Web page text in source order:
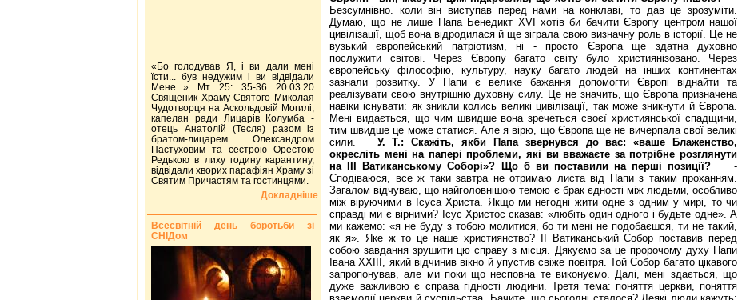
Безсумнівно. коли він виступав перед нами на конклаві, то дав це зрозуміти.
Думаю, що не лише Папа Бенедикт ХVІ хотів би бачити Європу центром нашої
цивілізації, щоб вона відродилася й ще зіграла свою визначну роль в історії. Це не
вузький європейський патріотизм, ні - просто Європа ще здатна духовно
послужити світові. Через Європу багато світу було християнізовано. Через
європейську філософію, культуру, науку багато людей на інших континентах
зазнали розвитку. У Папи є велике бажання допомогти Європі віднайти та
реалізувати свою внутрішню духовну силу. Це не значить, що Європа призначена
навіки існувати: як зникли колись великі цивілізації, так може зникнути й Європа.
Мені видається, що чим швидше вона зречеться своєї християнської спадщини,
тим швидше це може статися. Але я вірю, що Європа ще не вичерпала свої великі
сили. У. Т.: Скажіть, якби Папа звернувся до вас: «ваше Блаженство,
окресліть мені на папері проблеми, які ви вважаєте за потрібне розглянути
на ІІІ Ватиканському Соборі»? Що б ви поставили на перші позиції?
-
Сподіваюся, все ж таки завтра не отримаю листа від Папи з таким проханням.
Загалом відчуваю, що найголовнішою темою є брак єдності між людьми, особливо
між віруючими в Ісуса Христа. Якщо ми негодні жити одне з одним у мирі, то чи
справді ми є вір­ними? Ісус Христос сказав: «любіть один одного і будьте одне». А
ми кажемо: «я не буду з тобою молитися, бо ти мені не подобаєшся, ти не такий,
як я». Яке ж то це наше християнство? ІІ Ватиканський Собор поставив перед
собою завдання зрушити цю справу з місця. Дякуємо за це пророчому духу Папи
Івана ХХІІІ, який відчинив вікно й упустив свіже повітря. Той Собор багато цікавого
запропонував, але ми поки що несповна те виконуємо. Далі, мені здається, що
дуже важливою є справа гідності людини. Третя тема: поняття церкви, поняття
«Бо голодував Я, і ви дали мені
їсти... був недужим і ви відвідали
Мене...» Мт 25: 35-36 20.03.20
Священик Храму Святого Миколая
Чудотворця на Аскольдовій Могилі,
капелан ради Лицарів Колумба -
отець Анатолій (Тесля) разом із
братом-лицарем Олександром
Пастуховим та сестрою Орестою
Редькою в лиху годину карантину,
відвідали хворих парафіян Храму зі
Святим Причастям та гостинцями.
Докладніше
Всесвітній день боротьби зі
СНІДом